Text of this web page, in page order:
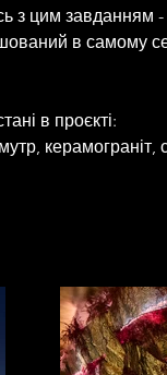
з цим завданням
в самому
в проєкті:
керамограніт,